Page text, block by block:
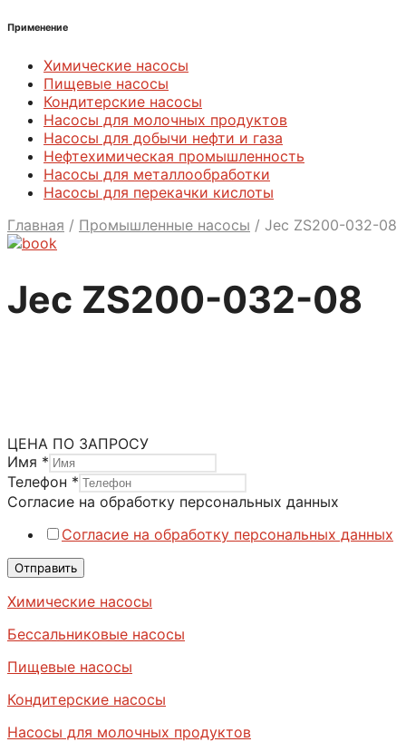
Применение
Химические насосы
Пищевые насосы
Кондитерские насосы
Насосы для молочных продуктов
Насосы для добычи нефти и газа
Нефтехимическая промышленность
Насосы для металлообработки
Насосы для перекачки кислоты
Главная / Промышленные насосы / Jec ZS200-032-08
Jec ZS200-032-08
ЦЕНА ПО ЗАПРОСУ
Имя *
Телефон *
Согласие на обработку персональных данных
Согласие на обработку персональных данных
Отправить
Химические насосы
Бессальниковые насосы
Пищевые насосы
Кондитерские насосы
Насосы для молочных продуктов